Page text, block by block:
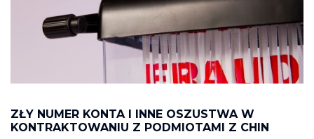
ZŁY NUMER KONTA I INNE OSZUSTWA W
KONTRAKTOWANIU Z PODMIOTAMI Z CHIN